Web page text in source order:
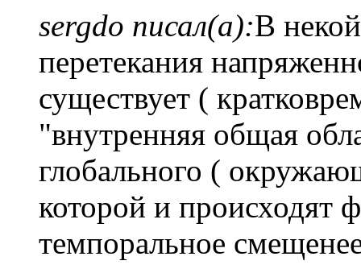
sergdo писал(а):В
перетекания
существует (
"внутренняя общая
глобального (
которой и происходят
темпоральное